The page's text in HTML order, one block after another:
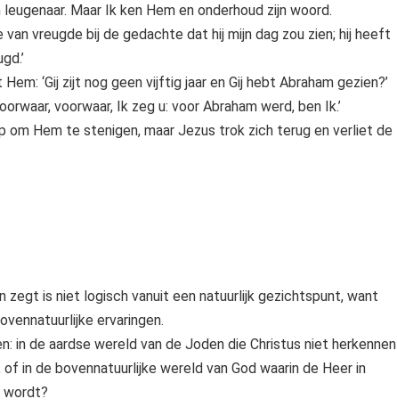
Maar Ik ken Hem en onderhoud zijn woord.
van vreugde bij de gedachte dat hij mijn dag zou zien; hij heeft
‘Gij zijt nog geen vijftig jaar en Gij hebt Abraham gezien?’
voorwaar, Ik zeg u: voor Abraham werd, ben Ik.’
om Hem te stenigen, maar Jezus trok zich terug en verliet de
zegt is niet logisch vanuit een natuurlijk gezichtspunt, want
ervaringen.
in de aardse wereld van de Joden die Christus niet herkennen
in de bovennatuurlijke wereld van God waarin de Heer in
wordt?